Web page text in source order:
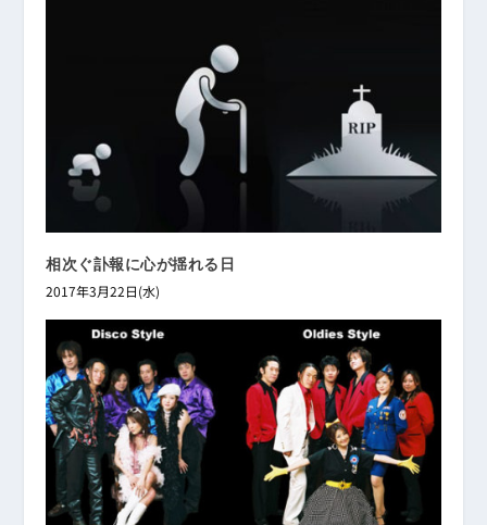
相次ぐ訃報に心が揺れる日
2017年3月22日(水)